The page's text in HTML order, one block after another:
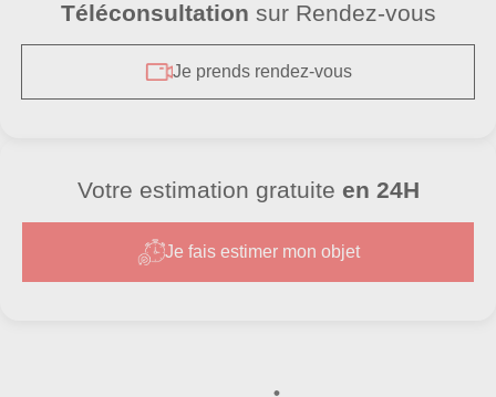
Téléconsultation sur Rendez-vous
Je prends rendez-vous
Votre estimation gratuite en 24H
Je fais estimer mon objet